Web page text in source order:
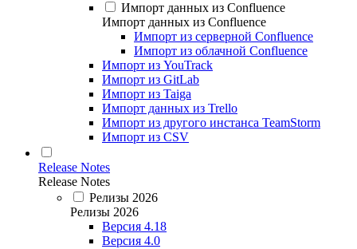
Импорт данных из Confluence
Импорт данных из Confluence
Импорт из серверной Confluence
Импорт из облачной Confluence
Импорт из YouTrack
Импорт из GitLab
Импорт из Taiga
Импорт данных из Trello
Импорт из другого инстанса TeamStorm
Импорт из CSV
Release Notes
Release Notes
Релизы 2026
Релизы 2026
Версия 4.18
Версия 4.0